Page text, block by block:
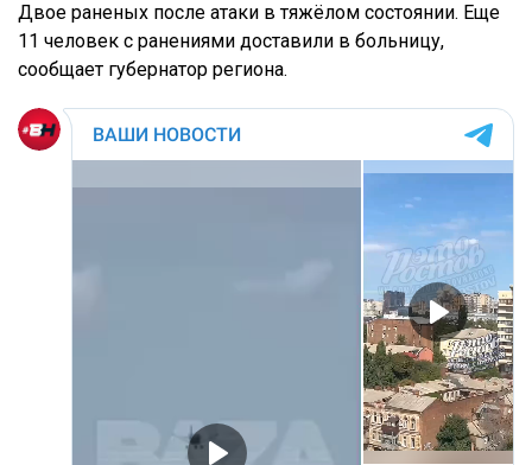
Двое раненых после атаки в тяжёлом состоянии. Еще
11 человек с ранениями доставили в больницу,
сообщает губернатор региона.